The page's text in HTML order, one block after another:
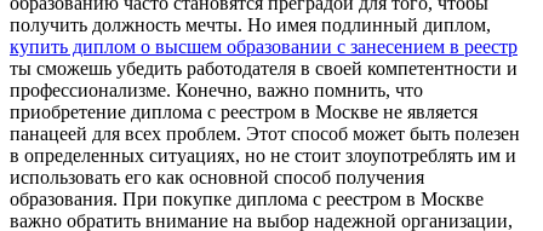
получить должность мечты. Но имея подлинный диплом,
купить диплом о высшем образовании с занесением в реестр
ты сможешь убедить работодателя в своей компетентности и
профессионализме. Конечно, важно помнить, что
приобретение диплома с реестром в Москве не является
панацеей для всех проблем. Этот способ может быть полезен
в определенных ситуациях, но не стоит злоупотреблять им и
использовать его как основной способ получения
образования. При покупке диплома с реестром в Москве
важно обратить внимание на выбор надежной организации,